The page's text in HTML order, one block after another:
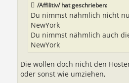
/Affilitiv/ hat geschrieben:
Du nimmst nähmlich nicht
NewYork
Du nimmst nähmlich auch
NewYork
Die wollen doch nicht den
oder sonst wie umziehen,